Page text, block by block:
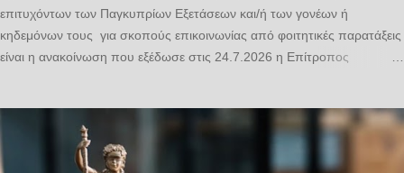
επιτυχόντων των Παγκυπρίων Εξετάσεων και/ή των γονέων ή
κηδεμόνων τους για σκοπούς επικοινωνίας από φοιτητικές παρατάξεις
είναι η ανακοίνωση που εξέδωσε στις 24.7.2026 η Επίτροπος
προσωπικών δεδομένων επιτυχόντων και/ή των γονέων ή κηδεμόνων
τους για σκοπούς επικοινωνίας από φοιτητικές παρατάξεις τέθηκε ήδη
ενώπιόν της από γονείς και οργανωμένα σύνολα και έχει τεθεί υπό